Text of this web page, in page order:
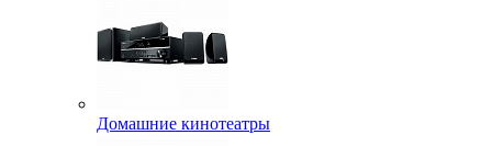
Домашние кинотеатры